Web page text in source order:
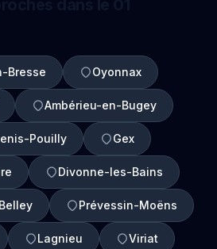
Bresse Oyonnax
Ambérieu-en-Bugey
Pouilly Gex
Divonne-les-Bains
Belley Prévessin-Moëns
Lagnieu Viriat